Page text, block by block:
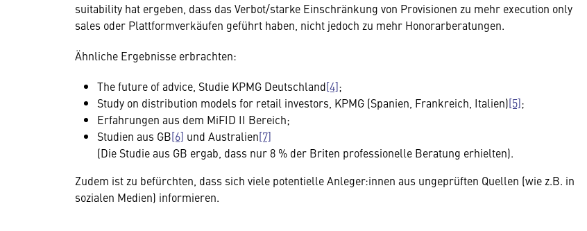
suitability hat ergeben, dass das Verbot/starke Einschränkung von Provisionen zu mehr execution only
sales oder Plattformverkäufen geführt haben, nicht jedoch zu mehr Honorarberatungen.
Ähnliche Ergebnisse erbrachten:
The future of advice, Studie KPMG Deutschland[4];
Study on distribution models for retail investors, KPMG (Spanien, Frankreich, Italien)[5];
Erfahrungen aus dem MiFID II Bereich;
Studien aus GB[6] und Australien[7]
(Die Studie aus GB ergab, dass nur 8 % der Briten professionelle Beratung erhielten).
Zudem ist zu befürchten, dass sich viele potentielle Anleger:innen aus ungeprüften Quellen (wie z.B. in
sozialen Medien) informieren.